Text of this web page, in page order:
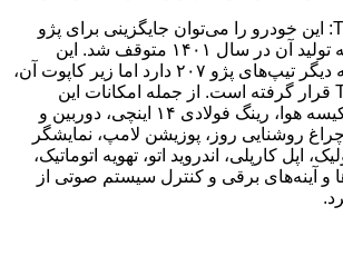
پژو ۲۰۷ با موتور TU3: این خودرو را می‌توان جایگزینی برای پژو
۲۰۶ تیپ ۲ دانست که تولید آن در سال ۱۴۰۱ متوقف شد. این
خودرو ظاهری مشابه دیگر تیپ‌های پژو ۲۰۷ دارد اما زیر کاپوت آن،
موتور ۱.۴ لیتری TU3 قرار گرفته است. از جمله امکانات این
خودرو می‌توان به ۲ کیسه هوا، رینگ فولادی ۱۴ اینچی، دوربین و
روشنایی روز، پوزیشن لامپ، نمایشگر
اپل کارپلی، اندروید اتو، تهویه اتوماتیک،
و آینه‌های برقی و کنترل سیستم صوتی از